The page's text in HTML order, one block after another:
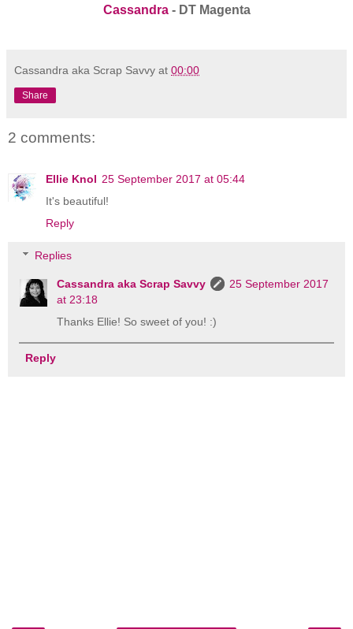
Cassandra- DT Magenta
Cassandra aka Scrap Savvy at 00:00
Share
2 comments:
Ellie Knol 25 September 2017 at 05:44
It's beautiful!
Reply
Replies
Cassandra aka Scrap Savvy
25 September 2017
at 23:18
Thanks Ellie! So sweet of you! :)
Reply